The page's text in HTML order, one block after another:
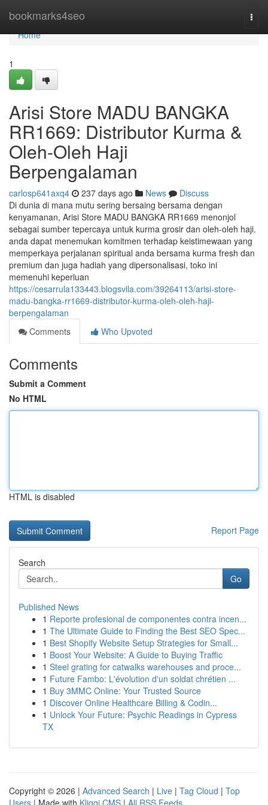
bookmarks4seo
Home
Home
1
Arisi Store MADU BANGKA
RR1669: Distributor Kurma &
Oleh-Oleh Haji
Berpengalaman
carlosp641axq4 237 days ago News
Discuss
Di dunia di mana mutu sering bersaing bersama dengan
kenyamanan, Arisi Store MADU BANGKA RR1669 menonjol
sebagai sumber tepercaya untuk kurma grosir dan oleh-oleh haji.
anda dapat menemukan komitmen terhadap keistimewaan yang
memperkaya perjalanan spiritual anda bersama kurma fresh dan
premium dan juga hadiah yang dipersonalisasi, toko ini
memenuhi keperluan
https://cesarrula133443.blogsvila.com/39264113/arisi-store-
madu-bangka-rr1669-distributor-kurma-oleh-oleh-haji-
berpengalaman
Comments
Who Upvoted
Comments
Submit a Comment
No HTML
HTML is disabled
Report Page
Search
Go
Published News
1 Reporte profesional de componentes contra incen...
1 The Ultimate Guide to Finding the Best SEO Spec...
1 Best Shopify Website Setup Strategies for Small...
1 Boost Your Website: A Guide to Buying Traffic
1 Steel grating for catwalks warehouses and proce...
1 Future Fambo: L'évolution d'un soldat chrétien ...
1 Buy 3MMC Online: Your Trusted Source
1 Discover Online Healthcare Billing & Codin...
1 Unlock Your Future: Psychic Readings in Cypress
TX
Copyright © 2026 | Advanced Search | Live | Tag Cloud | Top
Users | Made with Kliqqi CMS | All RSS Feeds